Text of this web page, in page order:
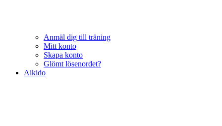
Anmäl dig till träning
Mitt konto
Skapa konto
Glömt lösenordet?
Aikido